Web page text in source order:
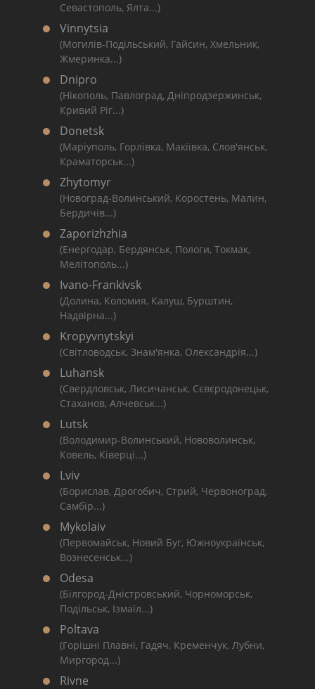
Севастополь, Ялта...)
Vinnytsia
(Могилів-Подільський, Гайсин, Хмельник,
Жмеринка...)
Dnipro
(Нікополь, Павлоград, Дніпродзержинськ,
Кривий Ріг...)
Donetsk
(Маріуполь, Горлівка, Макіївка, Слов'янськ,
Краматорськ...)
Zhytomyr
(Новоград-Волинський, Коростень, Малин,
Бердичів...)
Zaporizhzhia
(Енергодар, Бердянськ, Пологи, Токмак,
Мелітополь...)
Ivano-Frankivsk
(Долина, Коломия, Калуш, Бурштин,
Надвірна...)
Kropyvnytskyi
(Світловодськ, Знам'янка, Олександрія...)
Luhansk
(Свердловськ, Лисичанськ, Сєвєродонецьк,
Стаханов, Алчевськ...)
Lutsk
(Володимир-Волинський, Нововолинськ,
Ковель, Ківерці...)
Lviv
(Борислав, Дрогобич, Стрий, Червоноград,
Самбір...)
Mykolaiv
(Первомайськ, Новий Буг, Южноукраїнськ,
Вознесенськ...)
Odesa
(Білгород-Дністровський, Чорноморськ,
Подільськ, Ізмаїл...)
Poltava
(Горішні Плавні, Гадяч, Кременчук, Лубни,
Миргород...)
Rivne